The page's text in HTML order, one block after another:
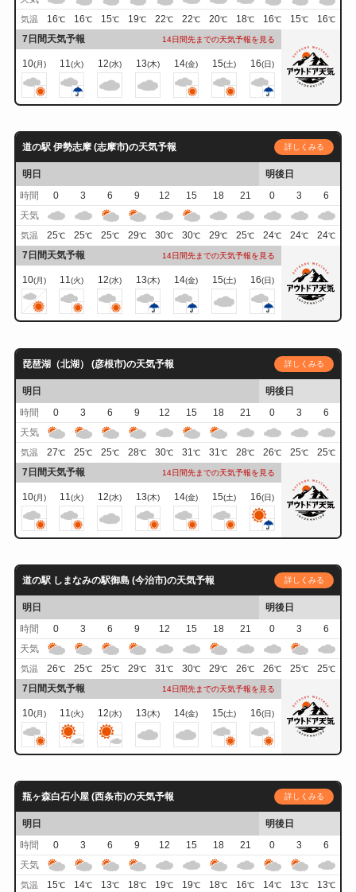
気温 16℃ 16℃ 15℃ 19℃ 22℃ 22℃ 20℃ 18℃ 16℃ 15℃ 16℃
7日間天気予報 14日間先までの天気予報を見る
10(月) 11(火) 12(水) 13(木) 14(金) 15(土) 16(日)
道の駅 伊勢志摩 (志摩市)の天気予報 詳しくみる
明日
明後日
時間
0 3 6 9 12 15 18 21 0 3
6
天気
気温 25℃ 25℃ 25℃ 29℃ 30℃ 30℃ 29℃ 25℃ 24℃ 24℃ 24℃
7日間天気予報 14日間先までの天気予報を見る
10(月) 11(火) 12(水) 13(木) 14(金) 15(土) 16(日)
琵琶湖（北湖） (彦根市)の天気予報 詳しくみる
明日
明後日
時間
0 3 6 9 12 15 18 21 0 3
6
天気
気温 27℃ 25℃ 25℃ 28℃ 30℃ 31℃ 31℃ 28℃ 26℃ 25℃ 25℃
7日間天気予報 14日間先までの天気予報を見る
10(月) 11(火) 12(水) 13(木) 14(金) 15(土) 16(日)
道の駅 しまなみの駅御島 (今治市)の天気予報 詳しくみる
明日
明後日
時間
0 3 6 9 12 15 18 21 0 3
6
天気
気温 26℃ 25℃ 25℃ 29℃ 31℃ 30℃ 29℃ 26℃ 26℃ 25℃ 25℃
7日間天気予報 14日間先までの天気予報を見る
10(月) 11(火) 12(水) 13(木) 14(金) 15(土) 16(日)
瓶ヶ森白石小屋 (西条市)の天気予報 詳しくみる
明日
明後日
時間
0 3 6 9 12 15 18 21 0 3
6
天気
気温 15℃ 14℃ 13℃ 18℃ 19℃ 19℃ 18℃ 16℃ 14℃ 13℃ 13℃